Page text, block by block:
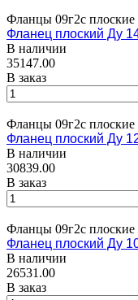
Фланцы 09г2с плоские
Фланец плоский Ду
В наличии
35147.00
В заказ
Фланцы 09г2с плоские
Фланец плоский Ду
В наличии
30839.00
В заказ
Фланцы 09г2с плоские
Фланец плоский Ду
В наличии
26531.00
В заказ